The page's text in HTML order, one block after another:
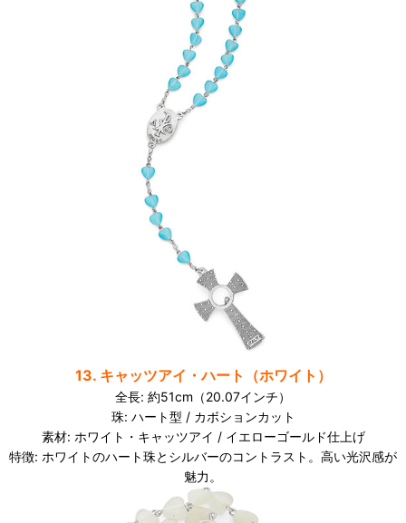
13. キャッツアイ・ハート（ホワイト）
全長: 約51cm（20.07インチ）
珠: ハート型 / カボションカット
素材: ホワイト・キャッツアイ / イエローゴールド仕上げ
特徴: ホワイトのハート珠とシルバーのコントラスト。高い光沢感が
魅力。